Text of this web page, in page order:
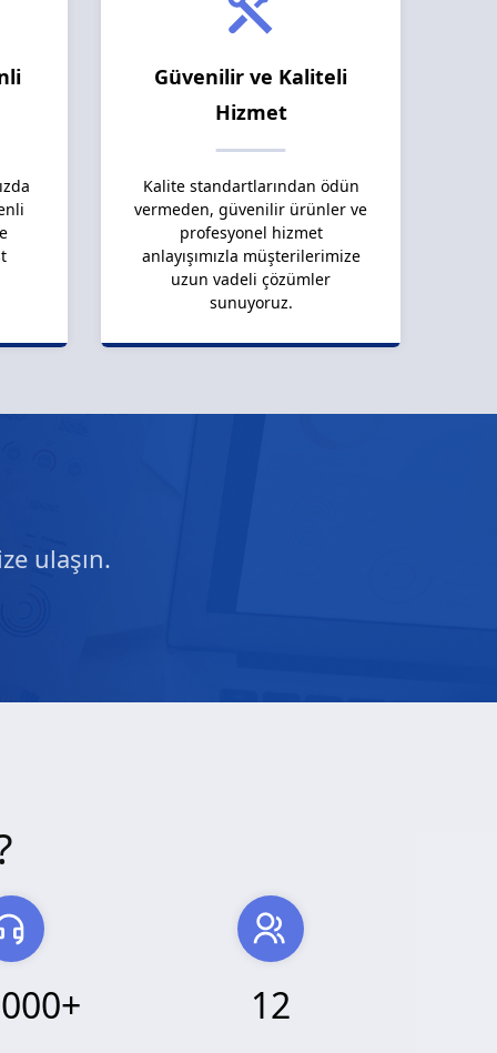
Güvenilir ve Kaliteli
Hizmet
Kalite standartlarından ödün
vermeden, güvenilir ürünler ve
profesyonel hizmet
anlayışımızla müşterilerimize
uzun vadeli çözümler
sunuyoruz.
ulaşın.
+ 12